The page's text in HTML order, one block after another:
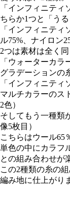
「インフィニテ
ちらか1つと「うる
「インフィニテ
ル75%、ナイロン
2つは素材は全く
「ウォーターカ
グラデーションの
「インフィニテ
マルチカラーのス
2色）
そしてもう一種類
像5枚目）
こちらはウール65
単色の中にカラフ
との組み合わせが
この2種類の糸の
編み地に仕上がり